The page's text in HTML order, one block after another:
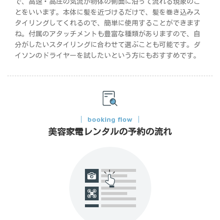
とをいいます。本体に髪を近づけるだけで、髪を巻き込みス
タイリングしてくれるので、簡単に使用することができます
ね。付属のアタッチメントも豊富な種類がありますので、自
分がしたいスタイリングに合わせて選ぶことも可能です。ダ
イソンのドライヤーを試したいという方にもおすすめです。
booking flow
美容家電レンタルの予約の流れ